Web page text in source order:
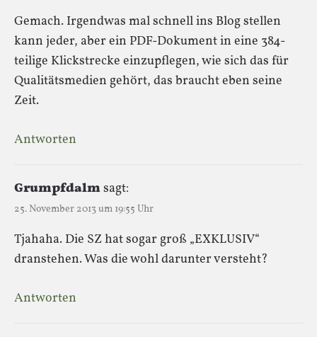
Gemach. Irgendwas mal schnell ins Blog stellen
kann jeder, aber ein PDF-Dokument in eine 384-
teilige Klickstrecke einzupflegen, wie sich das für
Qualitätsmedien gehört, das braucht eben seine
Zeit.
Antworten
Grumpfdalmsagt:
25. November 2013 um 19:55 Uhr
Tjahaha. Die SZ hat sogar groß „EXKLUSIV“
dranstehen. Was die wohl darunter versteht?
Antworten